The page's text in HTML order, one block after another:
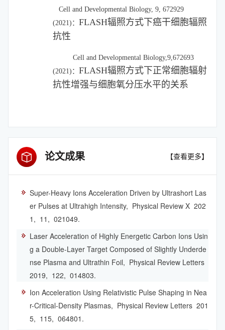
Cell and Developmental Biology, 9, 672929
(2021)： FLASH辐照方式下癌干细胞辐照
抗性
Cell and Developmental Biology,9,672693
(2021)： FLASH辐照方式下正常细胞辐射
抗性增强与细胞氧分压水平的关系
论文成果 【查看更多】
Super-Heavy Ions Acceleration Driven by Ultrashort Las
er Pulses at Ultrahigh Intensity, Physical Review X 202
1, 11, 021049.
Laser Acceleration of Highly Energetic Carbon Ions Usin
g a Double-Layer Target Composed of Slightly Underde
nse Plasma and Ultrathin Foil, Physical Review Letters
2019, 122, 014803.
Ion Acceleration Using Relativistic Pulse Shaping in Nea
r-Critical-Density Plasmas, Physical Review Letters 201
5, 115, 064801.